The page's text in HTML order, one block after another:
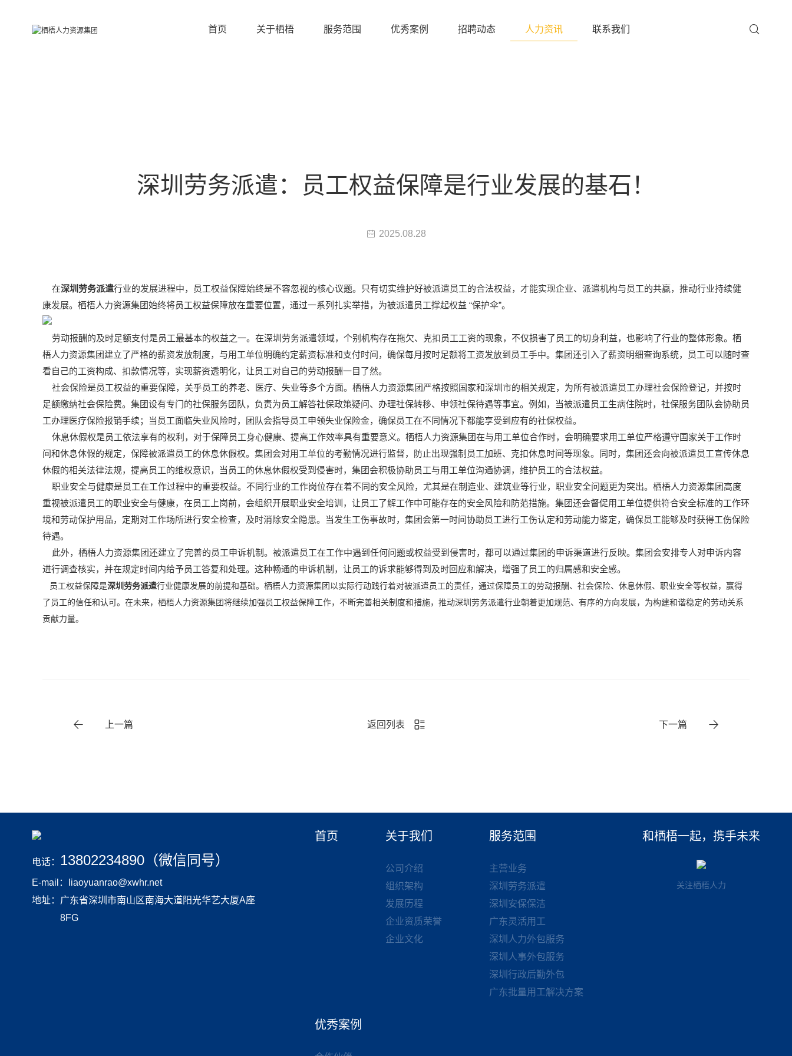
首页 关于栖梧 服务范围 优秀案例 招聘动态 人力资讯 联系我们
深圳劳务派遣：员工权益保障是行业发展的基石！
2025.08.28
在深圳劳务派遣行业的发展进程中，员工权益保障始终是不容忽视的核心议题。只有切实维护好被派遣员工的合法权益，才能实现企业、派遣机构与员工的共赢，推动行业持续健
康发展。栖梧人力资源集团始终将员工权益保障放在重要位置，通过一系列扎实举措，为被派遣员工撑起权益 “保护伞”。
劳动报酬的及时足额支付是员工最基本的权益之一。在深圳劳务派遣领域，个别机构存在拖欠、克扣员工工资的现象，不仅损害了员工的切身利益，也影响了行业的整体形象。栖
梧人力资源集团建立了严格的薪资发放制度，与用工单位明确约定薪资标准和支付时间，确保每月按时足额将工资发放到员工手中。集团还引入了薪资明细查询系统，员工可以随时查
看自己的工资构成、扣款情况等，实现薪资透明化，让员工对自己的劳动报酬一目了然。
社会保险是员工权益的重要保障，关乎员工的养老、医疗、失业等多个方面。栖梧人力资源集团严格按照国家和深圳市的相关规定，为所有被派遣员工办理社会保险登记，并按时
足额缴纳社会保险费。集团设有专门的社保服务团队，负责为员工解答社保政策疑问、办理社保转移、申领社保待遇等事宜。例如，当被派遣员工生病住院时，社保服务团队会协助员
工办理医疗保险报销手续；当员工面临失业风险时，团队会指导员工申领失业保险金，确保员工在不同情况下都能享受到应有的社保权益。
休息休假权是员工依法享有的权利，对于保障员工身心健康、提高工作效率具有重要意义。栖梧人力资源集团在与用工单位合作时，会明确要求用工单位严格遵守国家关于工作时
间和休息休假的规定，保障被派遣员工的休息休假权。集团会对用工单位的考勤情况进行监督，防止出现强制员工加班、克扣休息时间等现象。同时，集团还会向被派遣员工宣传休息
休假的相关法律法规，提高员工的维权意识，当员工的休息休假权受到侵害时，集团会积极协助员工与用工单位沟通协调，维护员工的合法权益。
职业安全与健康是员工在工作过程中的重要权益。不同行业的工作岗位存在着不同的安全风险，尤其是在制造业、建筑业等行业，职业安全问题更为突出。栖梧人力资源集团高度
重视被派遣员工的职业安全与健康，在员工上岗前，会组织开展职业安全培训，让员工了解工作中可能存在的安全风险和防范措施。集团还会督促用工单位提供符合安全标准的工作环
境和劳动保护用品，定期对工作场所进行安全检查，及时消除安全隐患。当发生工伤事故时，集团会第一时间协助员工进行工伤认定和劳动能力鉴定，确保员工能够及时获得工伤保险
待遇。
此外，栖梧人力资源集团还建立了完善的员工申诉机制。被派遣员工在工作中遇到任何问题或权益受到侵害时，都可以通过集团的申诉渠道进行反映。集团会安排专人对申诉内容
进行调查核实，并在规定时间内给予员工答复和处理。这种畅通的申诉机制，让员工的诉求能够得到及时回应和解决，增强了员工的归属感和安全感。
员工权益保障是深圳劳务派遣行业健康发展的前提和基础。栖梧人力资源集团以实际行动践行着对被派遣员工的责任，通过保障员工的劳动报酬、社会保险、休息休假、职业安全等权益，赢得
了员工的信任和认可。在未来，栖梧人力资源集团将继续加强员工权益保障工作，不断完善相关制度和措施，推动深圳劳务派遣行业朝着更加规范、有序的方向发展，为构建和谐稳定的劳动关系
贡献力量。
上一篇 返回列表 下一篇
电话： 13802234890（微信同号）
E-mail：liaoyuanrao@xwhr.net
地址： 广东省深圳市南山区南海大道阳光华艺大厦A座
8FG
首页 关于我们
公司介绍
组织架构
发展历程
企业资质荣誉
企业文化
服务范围
主营业务
深圳劳务派遣
深圳安保保洁
广东灵活用工
深圳人力外包服务
深圳人事外包服务
深圳行政后勤外包
广东批量用工解决方案
优秀案例
和栖梧一起，携手未来
关注栖梧人力